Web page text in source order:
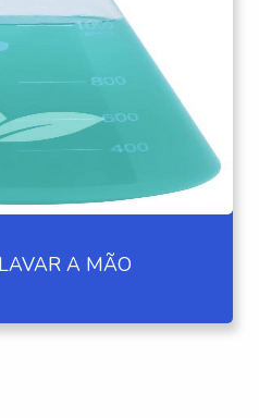
A MÃO